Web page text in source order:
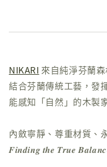
NIKARI 來自純淨芬蘭
結合芬蘭傳統工藝，發
能感知「自然」的木製
內斂寧靜、尊重材質、
𝑭𝒊𝒏𝒅𝒊𝒏𝒈 𝒕𝒉𝒆 𝑻𝒓𝒖𝒆